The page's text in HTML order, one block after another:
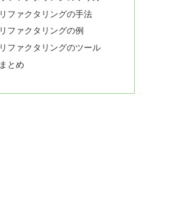
リファクタリングの手法
リファクタリングの例
リファクタリングのツール
まとめ